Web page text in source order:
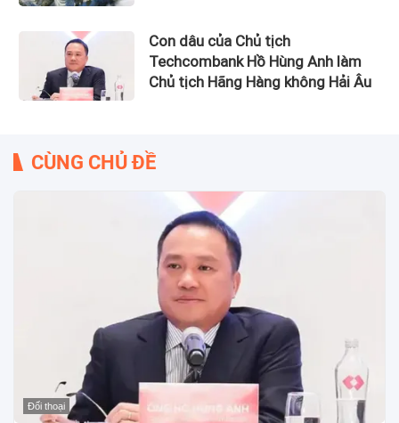
Con dâu của Chủ tịch
Techcombank Hồ Hùng Anh làm
Chủ tịch Hãng Hàng không Hải Âu
CÙNG CHỦ ĐỀ
Đối thoại